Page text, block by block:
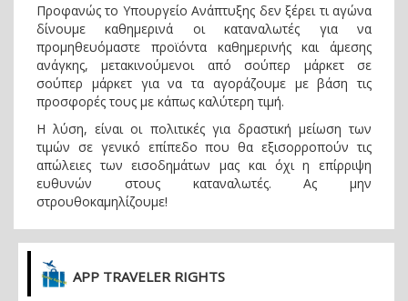
Προφανώς το Υπουργείο Ανάπτυξης δεν ξέρει τι αγώνα
δίνουμε καθημερινά οι καταναλωτές για να
προμηθευόμαστε προϊόντα καθημερινής και άμεσης
ανάγκης, μετακινούμενοι από σούπερ μάρκετ σε
σούπερ μάρκετ για να τα αγοράζουμε με βάση τις
προσφορές τους με κάπως καλύτερη τιμή.
Η λύση, είναι οι πολιτικές για δραστική μείωση των
τιμών σε γενικό επίπεδο που θα εξισορροπούν τις
απώλειες των εισοδημάτων μας και όχι η επίρριψη
ευθυνών στους καταναλωτές. Ας μην
στρουθοκαμηλίζουμε!
APP TRAVELER RIGHTS